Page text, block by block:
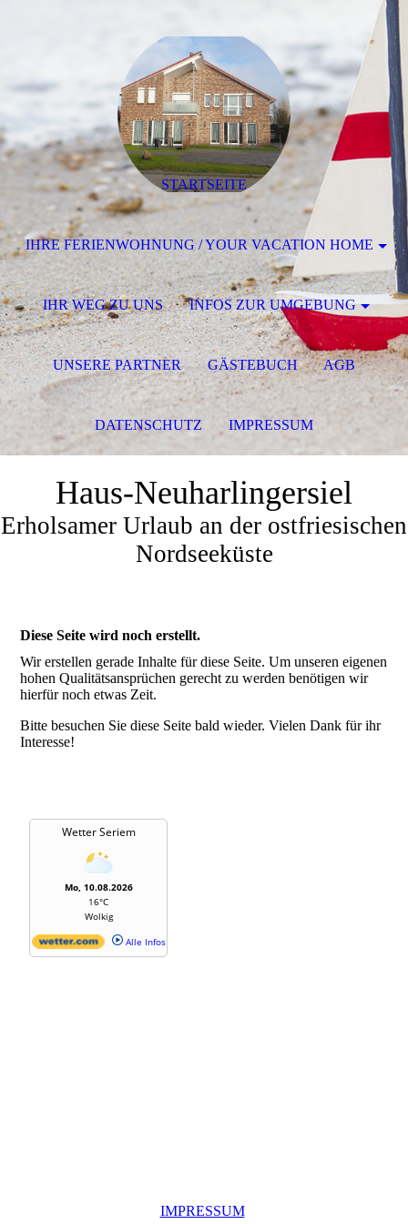
Haus-Neuharlingersiel
Erholsamer Urlaub an der ostfriesischen
Nordseeküste
Diese Seite wird noch erstellt.
Wir erstellen gerade Inhalte für diese Seite. Um unseren eigenen
hohen Qualitätsansprüchen gerecht zu werden benötigen wir
hierfür noch etwas Zeit.
Bitte besuchen Sie diese Seite bald wieder. Vielen Dank für ihr
Interesse!
IMPRESSUM
STARTSEITE
IHRE FERIENWOHNUNG / YOUR VACATION HOME
IHR WEG ZU UNS INFOS ZUR UMGEBUNG
UNSERE PARTNER GÄSTEBUCH AGB
DATENSCHUTZ IMPRESSUM